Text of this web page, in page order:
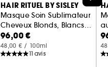
HAIR RITUEL BY SISLEY
Masque Soin Sublimateur
Cheveux Blonds, Blancs
et Gris
Soins Traitants Cheveux
96,00 €
48,00 € / 100ml
11 avis